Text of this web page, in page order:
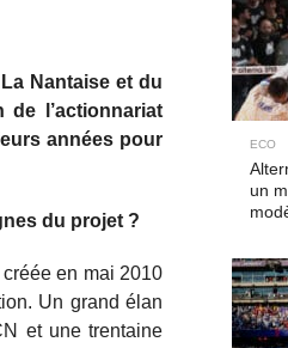
Nantaise et du
l’actionnariat
années pour
du projet ?
en mai 2010
Un grand élan
et une trentaine
ECO
un